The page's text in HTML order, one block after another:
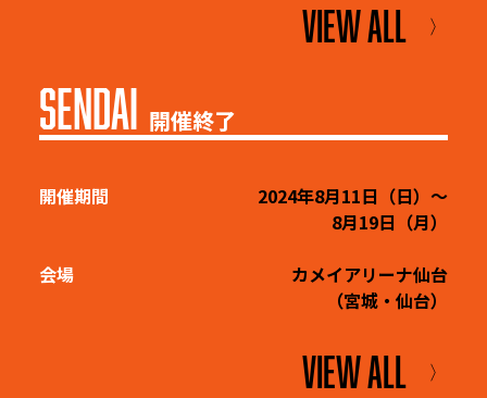
VIEW ALL 〉
SENDAI 開催終了
開催期間
2024年8月11日（日）～
8月19日（月）
会場
カメイアリーナ仙台
（宮城・仙台）
VIEW ALL 〉